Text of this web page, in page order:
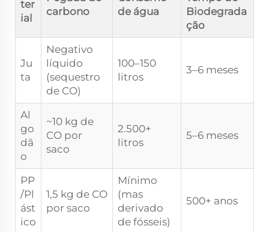
ter
ial
carbono
de água
Biodegrada
ção
Ju
ta
Negativo
líquido
(sequestro
de CO)
100–150
litros
3–6 meses
Al
go
dã
o
~10 kg de
CO por
saco
2.500+
litros
5–6 meses
PP
/Pl
ást
ico
1,5 kg de CO
por saco
Mínimo
(mas
derivado
de fósseis)
500+ anos